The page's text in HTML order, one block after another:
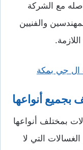
مع الشركة
والفنيين
ال جي بمكة
بجميع أنواعها
بمختلف أنواعها
التي لا